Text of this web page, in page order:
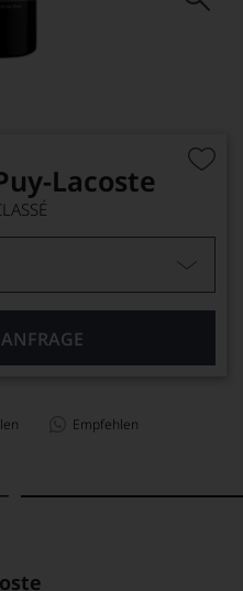
Lacoste
Empfehlen